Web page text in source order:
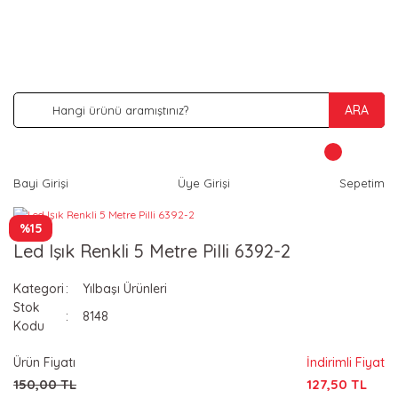
ARA
Bayi Girişi Üye Girişi Sepetim
%15
Led Işık Renkli 5 Metre Pilli 6392-2
Kategori
Yılbaşı Ürünleri
Stok
Kodu
8148
Ürün Fiyatı
150,00 TL
İndirimli Fiyat
127,50 TL